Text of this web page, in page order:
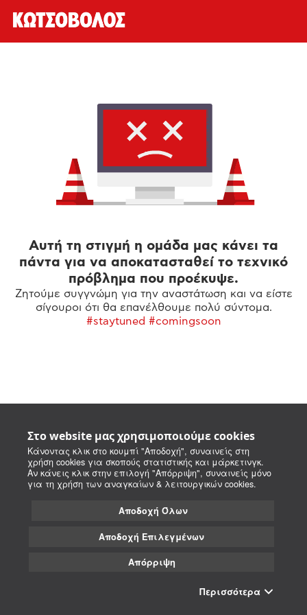
Στο website μας χρησιμοποιούμε cookies
Κάνοντας κλικ στο κουμπί "Αποδοχή", συναινείς στη
χρήση cookies για σκοπούς στατιστικής και μάρκετινγκ.
Αν κάνεις κλικ στην επιλογή "Απόρριψη", συναινείς μόνο
για τη χρήση των αναγκαίων & λειτουργικών cookies.
Αποδοχή Όλων
Αποδοχή Επιλεγμένων
Απόρριψη
Περισσότερα
Αυτή τη στιγμή η ομάδα μας κάνει τα
πάντα για να αποκατασταθεί το τεχνικό
πρόβλημα που προέκυψε.
Ζητούμε συγγνώμη για την αναστάτωση και να είστε
σίγουροι ότι θα επανέλθουμε πολύ σύντομα.
#staytuned #comingsoon